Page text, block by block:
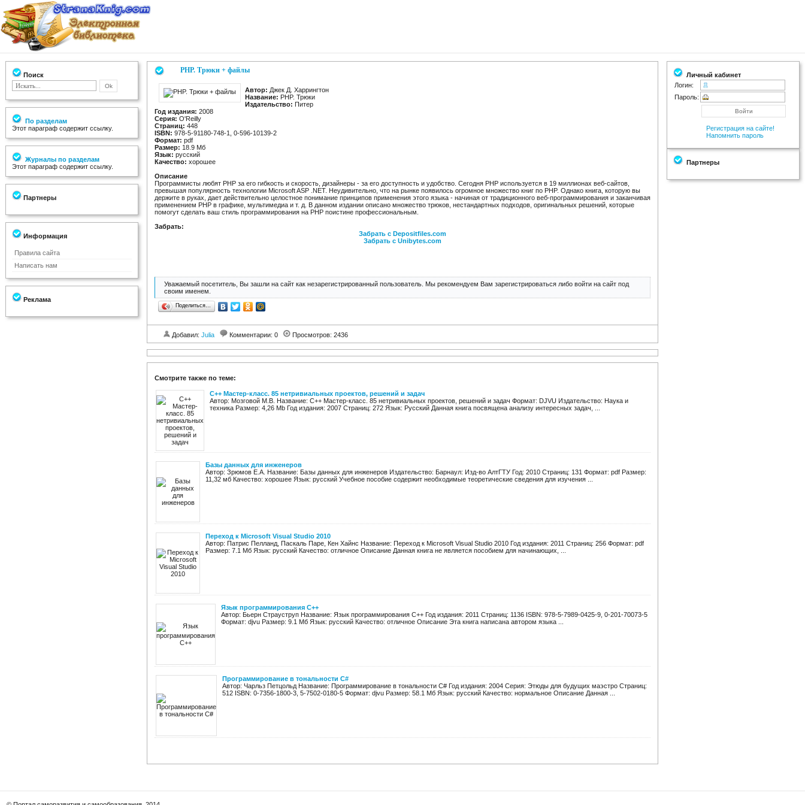
Поиск
По разделам
Этот параграф содержит ссылку.
Журналы по разделам
Этот параграф содержит ссылку.
Партнеры
Информация
Правила сайта
Написать нам
Реклама
PHP. Трюки + файлы
Автор: Джек Д. Харрингтон
Название: PHP. Трюки
Издательство: Питер
Год издания: 2008
Серия: O'Reilly
Страниц: 448
ISBN: 978-5-91180-748-1, 0-596-10139-2
Формат: pdf
Размер: 18.9 Мб
Язык: русский
Качество: хорошее
Описание
Программисты любят PHP за его гибкость и скорость, дизайнеры - за его доступность и удобство. Сегодня PHP используется в 19 миллионах веб-сайтов,
превышая популярность технологии Microsoft ASP .NET. Неудивительно, что на рынке появилось огромное множество книг по PHP. Однако книга, которую вы
держите в руках, дает действительно целостное понимание принципов применения этого языка - начиная от традиционного веб-программирования и заканчивая
применением PHP в графике, мультимедиа и т. д. В данном издании описано множество трюков, нестандартных подходов, оригинальных решений, которые
помогут сделать ваш стиль программирования на PHP поистине профессиональным.
Забрать:
Забрать с Depositfiles.com
Забрать с Unibytes.com
Уважаемый посетитель, Вы зашли на сайт как незарегистрированный пользователь. Мы рекомендуем Вам зарегистрироваться либо войти на сайт под
своим именем.
Поделиться…
Добавил: Julia Комментарии: 0 Просмотров: 2436
Смотрите также по теме:
С++ Мастер-класс. 85 нетривиальных проектов, решений и задач
Автор: Мозговой М.В. Название: С++ Мастер-класс. 85 нетривиальных проектов, решений и задач Формат: DJVU Издательство: Наука и
техника Размер: 4,26 Mb Год издания: 2007 Страниц: 272 Язык: Русский Данная книга посвящена анализу интересных задач, ...
Базы данных для инженеров
Автор: Зрюмов Е.А. Название: Базы данных для инженеров Издательство: Барнаул: Изд-во АлтГТУ Год: 2010 Страниц: 131 Формат: pdf Размер:
11,32 мб Качество: хорошее Язык: русский Учебное пособие содержит необходимые теоретические сведения для изучения ...
Переход к Microsoft Visual Studio 2010
Автор: Патрис Пелланд, Паскаль Паре, Кен Хайнс Название: Переход к Microsoft Visual Studio 2010 Год издания: 2011 Страниц: 256 Формат: pdf
Размер: 7.1 Мб Язык: русский Качество: отличное Описание Данная книга не является пособием для начинающих, ...
Язык программирования С++
Автор: Бьерн Страуструп Название: Язык программирования С++ Год издания: 2011 Страниц: 1136 ISBN: 978-5-7989-0425-9, 0-201-70073-5
Формат: djvu Размер: 9.1 Мб Язык: русский Качество: отличное Описание Эта книга написана автором языка ...
Программирование в тональности C#
Автор: Чарльз Петцольд Название: Программирование в тональности C# Год издания: 2004 Серия: Этюды для будущих маэстро Страниц:
512 ISBN: 0-7356-1800-3, 5-7502-0180-5 Формат: djvu Размер: 58.1 Мб Язык: русский Качество: нормальное Описание Данная ...
Личный кабинет
Логин:
Пароль:
Регистрация на сайте!
Напомнить пароль
Партнеры